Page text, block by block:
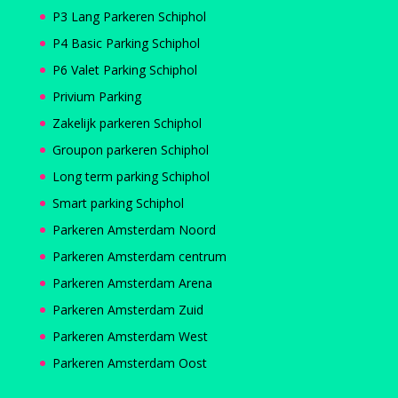
P3 Lang Parkeren Schiphol
P4 Basic Parking Schiphol
P6 Valet Parking Schiphol
Privium Parking
Zakelijk parkeren Schiphol
Groupon parkeren Schiphol
Long term parking Schiphol
Smart parking Schiphol
Parkeren Amsterdam Noord
Parkeren Amsterdam centrum
Parkeren Amsterdam Arena
Parkeren Amsterdam Zuid
Parkeren Amsterdam West
Parkeren Amsterdam Oost